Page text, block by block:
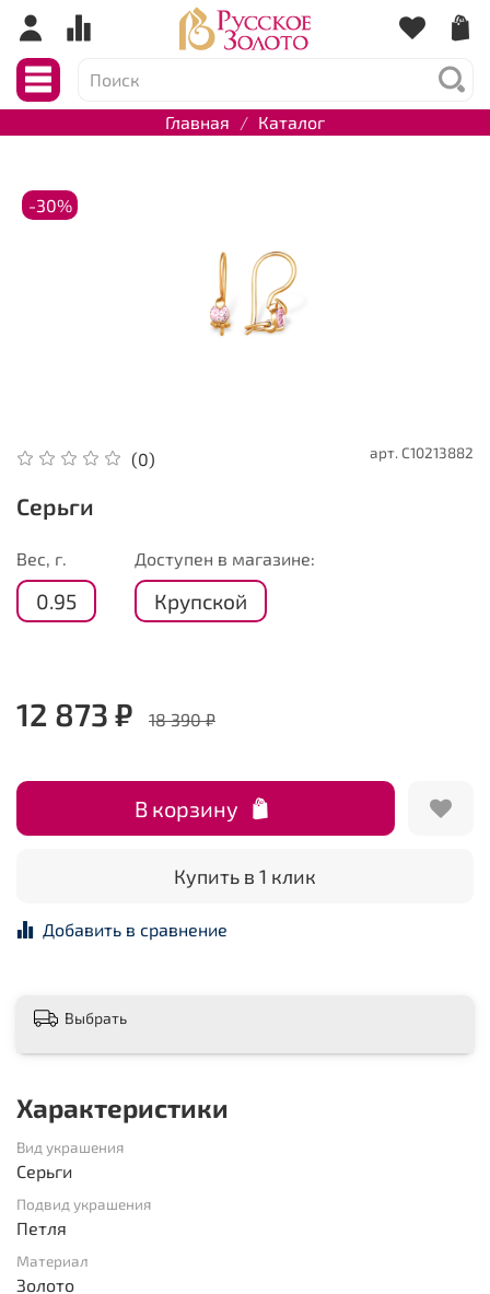
Главная Каталог
-30%
(0) арт. С10213882
Серьги
Вес, г.
0.95
Доступен в магазине:
Крупской
12 873 ₽ 18 390 ₽
В корзину
Купить в 1 клик
Добавить в сравнение
Выбрать
Характеристики
Вид украшения
Серьги
Подвид украшения
Петля
Материал
Золото